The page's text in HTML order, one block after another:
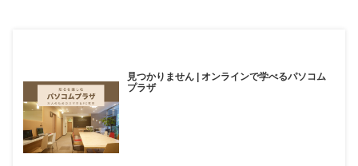
見つかりません | オンラインで学べるパソコム
プラザ